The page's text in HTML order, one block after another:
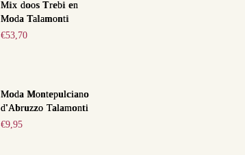
Mix doos Trebi en
Moda Talamonti
€53,70
Moda Montepulciano
d'Abruzzo Talamonti
€9,95